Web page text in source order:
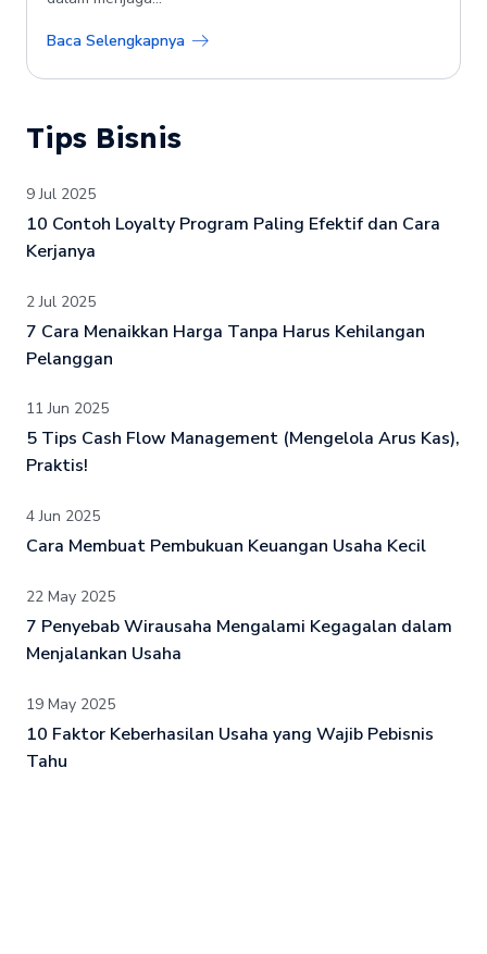
Baca Selengkapnya
Tips Bisnis
9 Jul 2025
10 Contoh Loyalty Program Paling Efektif dan Cara
Kerjanya
2 Jul 2025
7 Cara Menaikkan Harga Tanpa Harus Kehilangan
Pelanggan
11 Jun 2025
5 Tips Cash Flow Management (Mengelola Arus Kas),
Praktis!
4 Jun 2025
Cara Membuat Pembukuan Keuangan Usaha Kecil
22 May 2025
7 Penyebab Wirausaha Mengalami Kegagalan dalam
Menjalankan Usaha
19 May 2025
10 Faktor Keberhasilan Usaha yang Wajib Pebisnis
Tahu